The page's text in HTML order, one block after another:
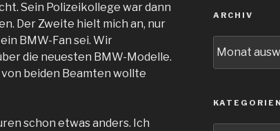
Sein Polizeikollege war dann
Der Zweite hielt mich an, nur
BMW-Fan sei. Wir
die neuesten BMW-Modelle.
beiden Beamten wollte
schon etwas anders. Ich
ARCHIV